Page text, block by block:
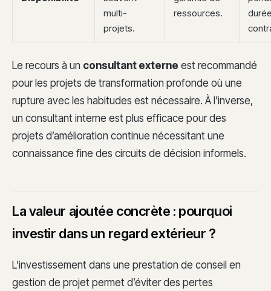
multi-
projets.
ressources.
Le recours à un consultant externe est recommandé
pour les projets de transformation profonde où une
rupture avec les habitudes est nécessaire. À l’inverse,
un consultant interne est plus efficace pour des
projets d’amélioration continue nécessitant une
connaissance fine des circuits de décision informels.
La valeur ajoutée concrète : pourquoi
investir dans un regard extérieur ?
L’investissement dans une prestation de conseil en
gestion de projet permet d’éviter des pertes